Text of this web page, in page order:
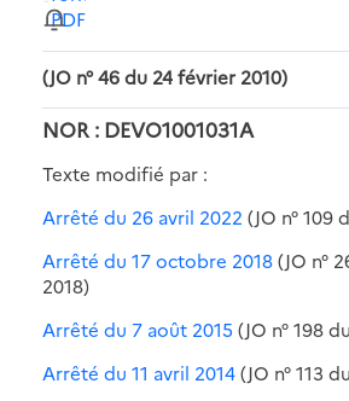
PDF
(JO n° 46 du 24 février 2010)
NOR : DEVO1001031A
Texte modifié par :
Arrêté du 26 avril 2022 (JO n° 109
Arrêté du 17 octobre 2018(JO n°
2018)
Arrêté du 7 août 2015 (JO n° 198
Arrêté du 11 avril 2014(JO n° 113